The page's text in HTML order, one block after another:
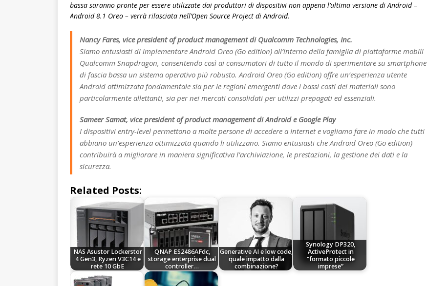
bassa saranno pronte per essere utilizzate dai produttori di dispositivi non appena l’ultima versione di Android –
Android 8.1 Oreo – verrà rilasciata nell’Open Source Project di Android.
Nancy Fares, vice president of product management di Qualcomm Technologies, Inc.
Siamo entusiasti di implementare Android Oreo (Go edition) all’interno della famiglia di piattaforme mobili
Qualcomm Snapdragon, consentendo così ai consumatori di tutto il mondo di sperimentare su smartphone
di fascia bassa un sistema operativo più robusto. Android Oreo (Go edition) offre un’esperienza utente
Android ottimizzata fondamentale sia per le regioni emergenti dove i bassi costi dei materiali sono
particolarmente allettanti, sia per nei mercati consolidati per utilizzi prepagati ed essenziali.
Sameer Samat, vice president of product management di Android e Google Play
I dispositivi entry-level permettono a molte persone di accedere a Internet e vogliamo fare in modo che tutti
abbiano un’esperienza ottimizzata quando li utilizzano. Siamo entusiasti che Android Oreo (Go edition)
contribuirà a migliorare in maniera significativa l’archiviazione, le prestazioni, la gestione dei dati e la
sicurezza.
Related Posts:
NAS Asustor Lockerstor
4 Gen3, Ryzen V3C14 e
rete 10 GbE
QNAP ES2486AFdc,
storage enterprise dual
controller…
Generative AI e low code,
quale impatto dalla
combinazione?
Synology DP320,
ActiveProtect in
“formato piccole
imprese”